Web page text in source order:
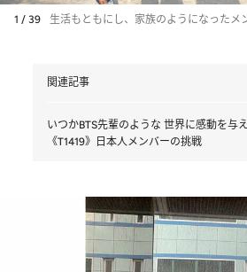
1 / 39 生活もともにし、家族のようになったメ
関連記事
いつかBTS先輩のような 世界に感動を与
《T1419》日本人メンバーの挑戦